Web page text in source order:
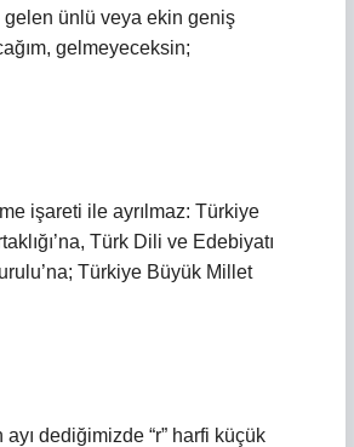
gelen ünlü veya ekin geniş
gelmeyeceksin;
işareti ile ayrılmaz: Türkiye
Türk Dili ve Edebiyatı
Türkiye Büyük Millet
dediğimizde “r” harfi küçük